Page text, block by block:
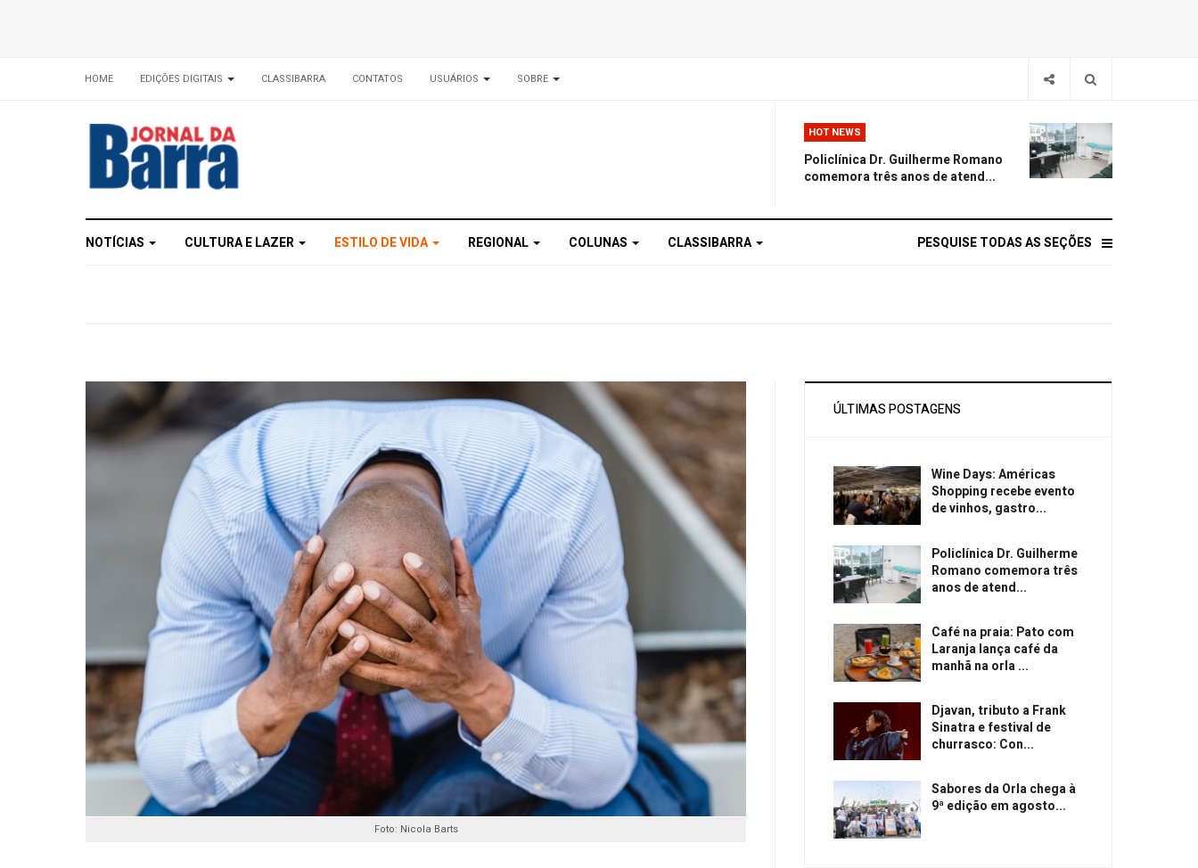
HOME EDIÇÕES DIGITAIS CLASSIBARRA CONTATOS USUÁRIOS SOBRE
HOT NEWS
Policlínica Dr. Guilherme Romano
comemora três anos de atend...
NOTÍCIAS CULTURA E LAZER ESTILO DE VIDA REGIONAL COLUNAS CLASSIBARRA PESQUISE TODAS AS SEÇÕES
Foto: Nicola Barts
ÚLTIMAS POSTAGENS
Wine Days: Américas
Shopping recebe evento
de vinhos, gastro...
Policlínica Dr. Guilherme
Romano comemora três
anos de atend...
Café na praia: Pato com
Laranja lança café da
manhã na orla ...
Djavan, tributo a Frank
Sinatra e festival de
churrasco: Con...
Sabores da Orla chega à
9ª edição em agosto...